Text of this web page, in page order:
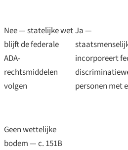
Nee — statelijke wet
blijft de federale
ADA-
rechtsmiddelen
volgen
Ja —
incorporeert
personen met
Geen wettelijke
bodem — c. 151B